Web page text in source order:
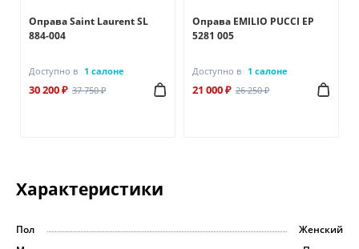
Оправа Saint Laurent SL
884-004
Доступно в 1 салоне
30 200 ₽ 37 750 ₽
Оправа EMILIO PUCCI EP
5281 005
Доступно в 1 салоне
21 000 ₽ 26 250 ₽
Характеристики
Пол
Женский